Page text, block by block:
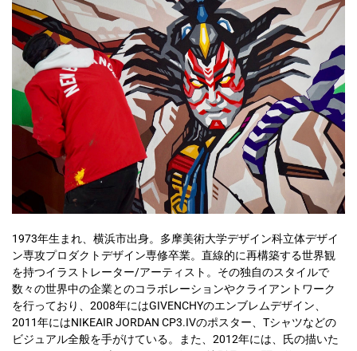
1973年生まれ、横浜市出身。多摩美術大学デザイン科立体デザイ
ン専攻プロダクトデザイン専修卒業。直線的に再構築する世界観
を持つイラストレーター/アーティスト。その独自のスタイルで
数々の世界中の企業とのコラボレーションやクライアントワーク
を行っており、2008年にはGIVENCHYのエンブレムデザイン、
2011年にはNIKEAIR JORDAN CP3.IVのポスター、Tシャツなどの
ビジュアル全般を手がけている。また、2012年には、氏の描いた